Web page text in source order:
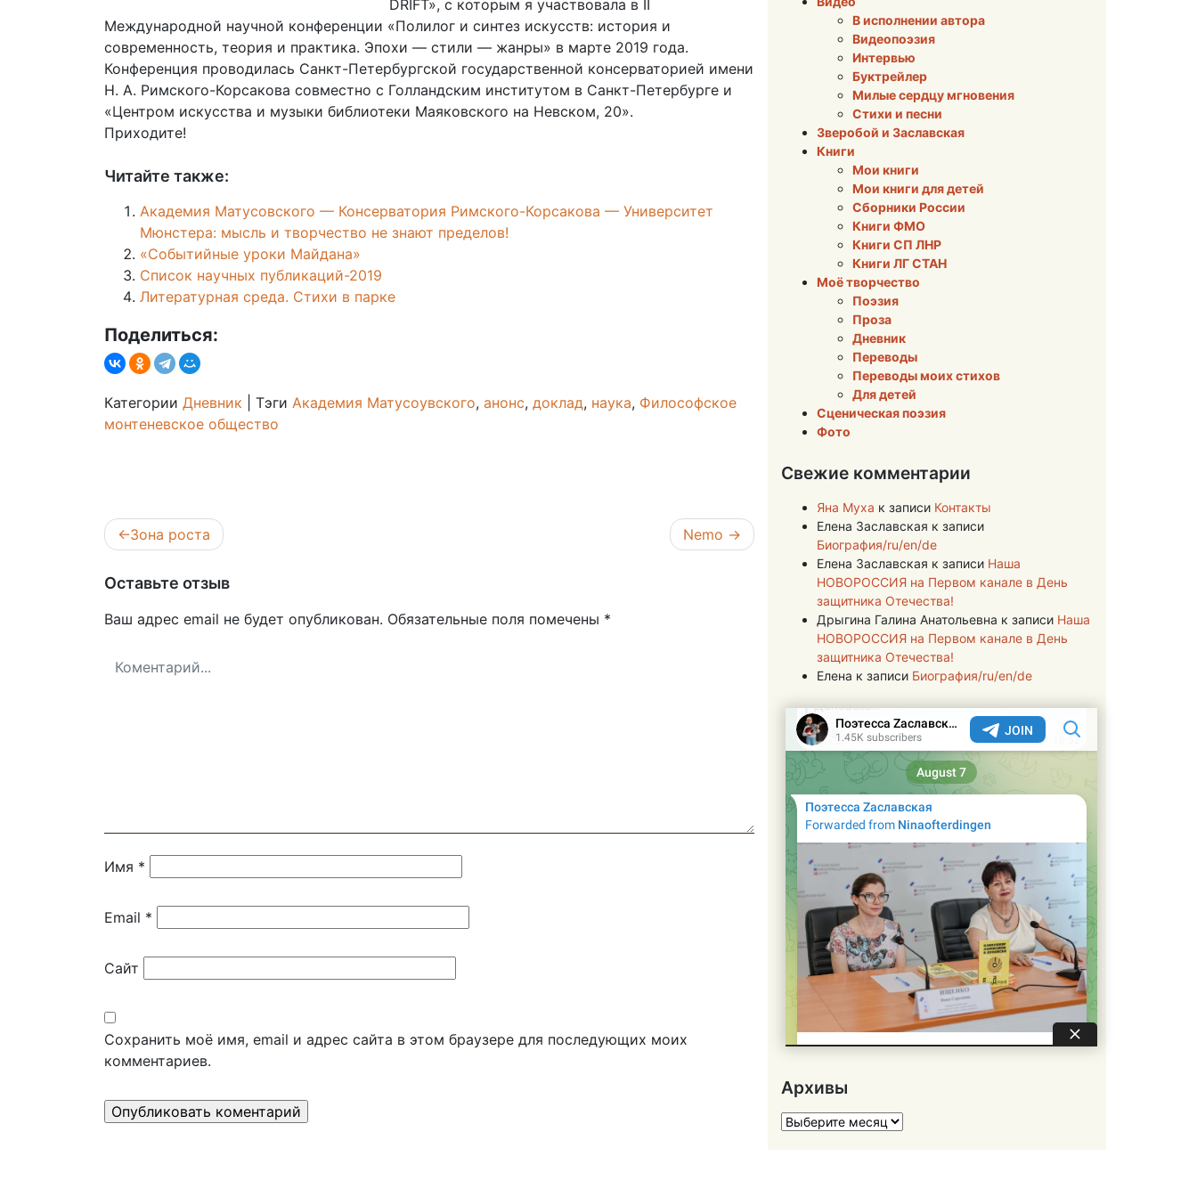
DRIFT», с которым я участвовала в II
Международной научной конференции «Полилог и синтез искусств: история и
современность, теория и практика. Эпохи — стили — жанры» в марте 2019 года.
Конференция проводилась Санкт-Петербургской государственной консерваторией имени
Н. А. Римского-Корсакова совместно с Голландским институтом в Санкт-Петербурге и
«Центром искусства и музыки библиотеки Маяковского на Невском, 20».
Приходите!
Читайте также:
Академия Матусовского — Консерватория Римского-Корсакова — Университет
Мюнстера: мысль и творчество не знают пределов!
«Событийные уроки Майдана»
Список научных публикаций-2019
Литературная среда. Стихи в парке
Поделиться:
Категории Дневник Тэги Академия Матусоувского, анонс, доклад, наука, Философское
монтеневское общество
Навигация
по
записям
Зона роста Nemo
Оставьте отзыв
Ваш адрес email не будет опубликован. Обязательные поля помечены *
Имя *
Email *
Сайт
Сохранить моё имя, email и адрес сайта в этом браузере для последующих моих
комментариев.
В исполнении автора
Видеопоэзия
Интервью
Буктрейлер
Милые сердцу мгновения
Стихи и песни
Зверобой и Заславская
Книги
Мои книги
Мои книги для детей
Сборники России
Книги ФМО
Книги СП ЛНР
Книги ЛГ СТАН
Моё творчество
Поэзия
Проза
Дневник
Переводы
Переводы моих стихов
Для детей
Сценическая поэзия
Фото
Свежие комментарии
Яна Муха к записи Контакты
Елена Заславская к записи
Биография/ru/en/de
Елена Заславская к записи Наша
НОВОРОССИЯ на Первом канале в День
защитника Отечества!
Дрыгина Галина Анатольевна к записи Наша
НОВОРОССИЯ на Первом канале в День
защитника Отечества!
Елена к записи Биография/ru/en/de
Архивы
Архивы